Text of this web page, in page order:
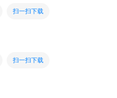
扫一扫下载
扫一扫下载